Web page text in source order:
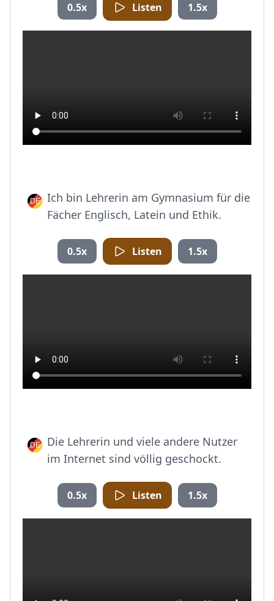
0.5x Listen 1.5x
Ich bin Lehrerin am Gymnasium für die
Fächer Englisch, Latein und Ethik.
0.5x Listen 1.5x
Die Lehrerin und viele andere Nutzer
im Internet sind völlig geschockt.
0.5x Listen 1.5x